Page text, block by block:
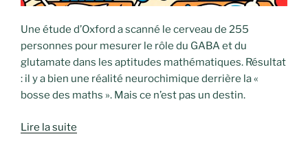
Une étude d’Oxford a scanné le cerveau de 255
personnes pour mesurer le rôle du GABA et du
glutamate dans les aptitudes mathématiques. Résultat
: il y a bien une réalité neurochimique derrière la «
bosse des maths ». Mais ce n’est pas un destin.
Lire la suite